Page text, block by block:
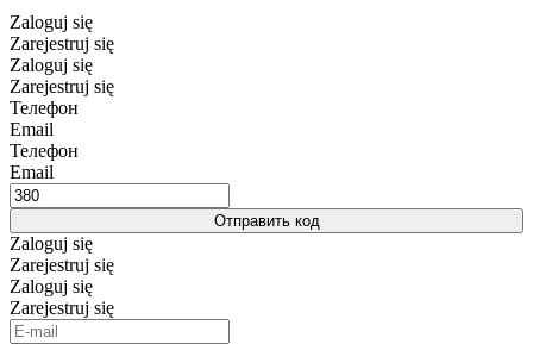
Zaloguj się
Zarejestruj się
Zaloguj się
Zarejestruj się
Телефон
Email
Телефон
Email
Отправить код
Zaloguj się
Zarejestruj się
Zaloguj się
Zarejestruj się